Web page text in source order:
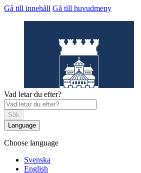
Gå till innehåll Gå till huvudmeny
Helsingborgs stadslexikon
Vad letar du efter?
Sök
Language
Choose language
Svenska
English